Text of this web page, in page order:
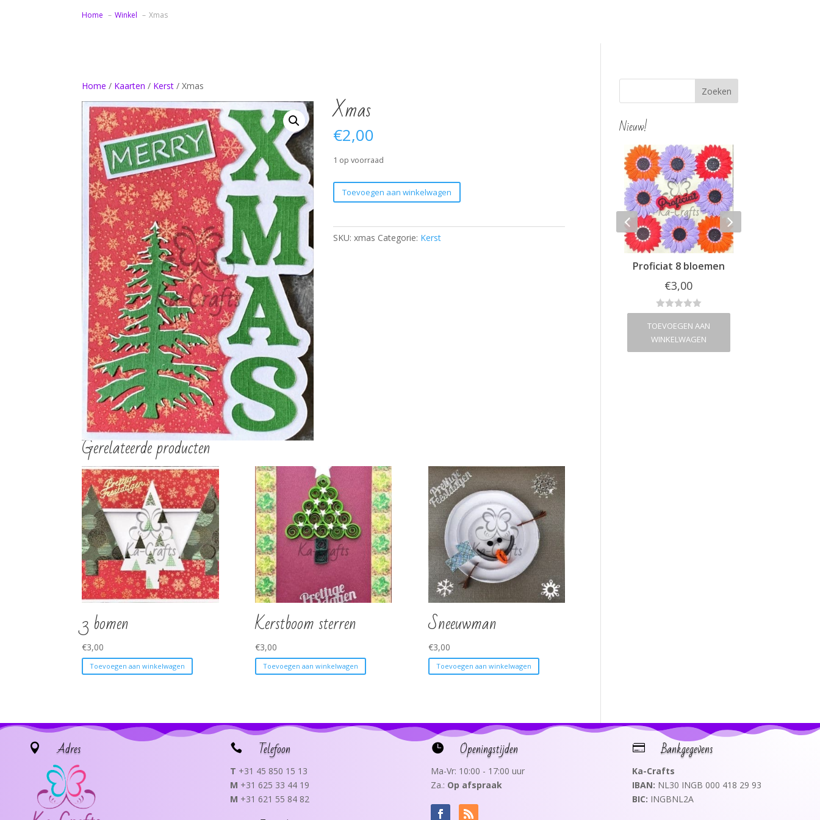
Home Winkel Xmas
Home / Kaarten / Kerst / Xmas
Xmas
€2,00
1 op voorraad
Xmas
aantal
Toevoegen aan winkelwagen
SKU:xmas Categorie: Kerst
Gerelateerde producten
3 bomen
€3,00
Toevoegen aan winkelwagen
Kerstboom sterren
€3,00
Toevoegen aan winkelwagen
Sneeuwman
€3,00
Toevoegen aan winkelwagen
Nieuw!
Bedankt samenwerking bloemen
2,00
TOEVOEGEN AAN
WINKELWAGEN
Bedankt samenwerking zonnebloemen
€2,00
TOEVOEGEN AAN
WINKELWAGEN
Verjaardag 60 jaar
€
TOEVOEGEN AAN
WINKELWAGEN
Proficiat 8 bloemen
€3,00
TOEVOEGEN AAN
WINKELWAGEN
 Adres  Telefoon
T +31 45 850 15 13
M +31 625 33 44 19
M +31 621 55 84 82
 Openingstijden
Ma-Vr: 10:00 - 17:00 uur
Za.: Op afspraak
 Bankgegevens
Ka-Crafts
IBAN: NL30 INGB 000 418 29 93
BIC: INGBNL2A